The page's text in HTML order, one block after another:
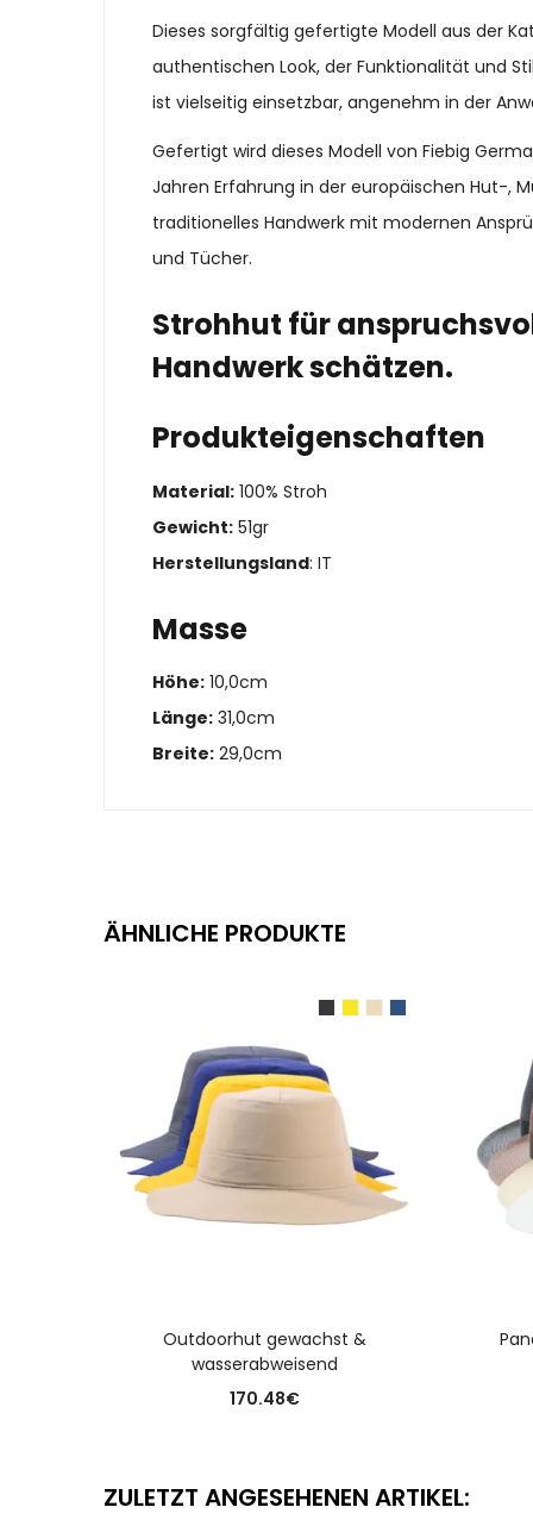
Dieses sorgfältig gefertigte Modell aus der
authentischen Look, der Funktionalität und
ist vielseitig einsetzbar, angenehm in der
Gefertigt wird dieses Modell von Fiebig
Jahren Erfahrung in der europäischen Hut-,
traditionelles Handwerk mit modernen
und Tücher.
Strohhut für
Handwerk schätzen.
Produkteigenschaften
Material: 100% Stroh
Gewicht: 51gr
Herstellungsland: IT
Masse
Höhe: 10,0cm
Länge: 31,0cm
Breite: 29,0cm
ÄHNLICHE PRODUKTE
Outdoorhut gewachst &
wasserabweisend
170.48€
ZULETZT ANGESEHENEN ARTIKEL: